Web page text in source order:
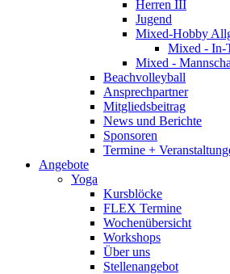
Herren III
Jugend
Mixed-Hobby
Mixed - In-
Mixed -
Beachvolleyball
Ansprechpartner
Mitgliedsbeitrag
News und Berichte
Sponsoren
Termine +
Angebote
Yoga
Kursblöcke
FLEX Termine
Wochenübersicht
Workshops
Über uns
Stellenangebot